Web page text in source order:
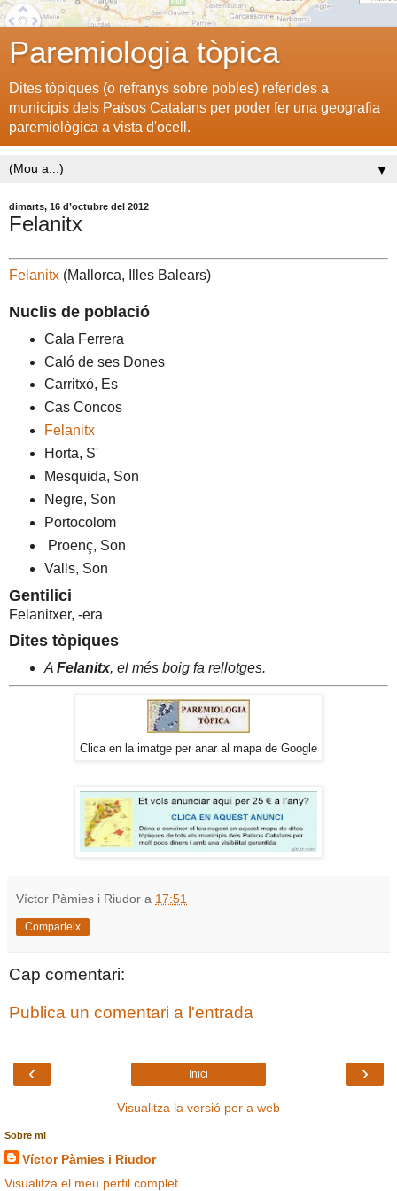
Paremiologia tòpica
Dites tòpiques (o refranys sobre pobles) referides a
municipis dels Països Catalans per poder fer una geografia
paremiològica a vista d'ocell.
▼
dimarts, 16 d’octubre del 2012
Felanitx
Felanitx (Mallorca, Illes Balears)
Nuclis de població
Cala Ferrera
Caló de ses Dones
Carritxó, Es
Cas Concos
Felanitx
Horta, S'
Mesquida, Son
Negre, Son
Portocolom
Proenç, Son
Valls, Son
Gentilici
Felanitxer, -era
Dites tòpiques
A Felanitx, el més boig fa rellotges.
Clica en la imatge per anar al mapa de Google
Víctor Pàmies i Riudor a 17:51
Comparteix
Cap comentari:
Publica un comentari a l'entrada
‹ ›
Inici
Visualitza la versió per a web
Sobre mi
Víctor Pàmies i Riudor
Visualitza el meu perfil complet